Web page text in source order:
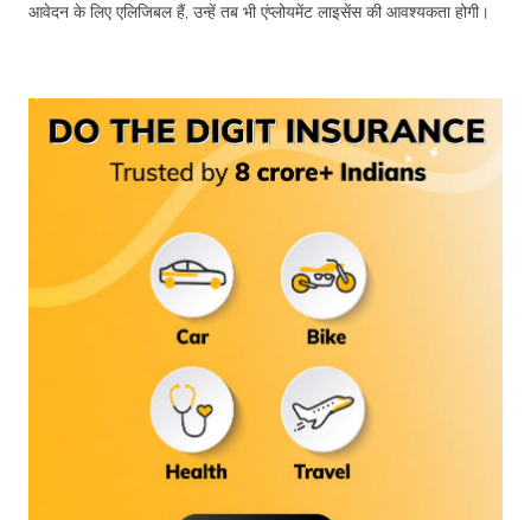
आवेदन के लिए एलिजिबल हैं, उन्हें तब भी एंप्लोयमेंट लाइसेंस की आवश्यकता होगी।